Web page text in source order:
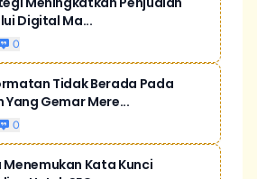
Digital Ma...
0
Tidak Berada Pada
Yang Gemar Mere...
0
Menemukan Kata Kunci